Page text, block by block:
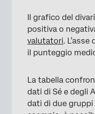
Gruppi di filtro
Posizioni decimali
Piè di pagina
Il grafico del
positiva o
valutatori.
il punteggio
La tabella
dati di Sé e degli
dati di due